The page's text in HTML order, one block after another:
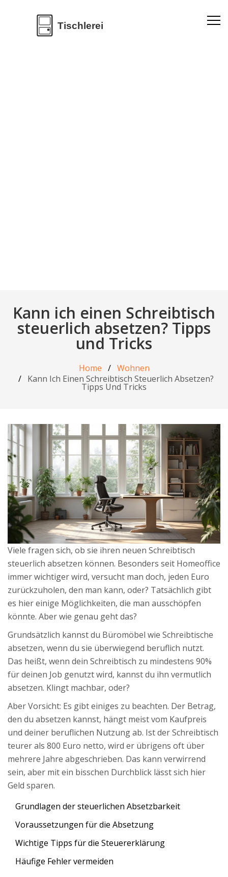
Kann ich einen Schreibtisch
steuerlich absetzen? Tipps
und Tricks
Home
Wohnen
Kann Ich Einen Schreibtisch Steuerlich Absetzen?
Tipps Und Tricks
Viele fragen sich, ob sie ihren neuen Schreibtisch
steuerlich absetzen können. Besonders seit Homeoffice
immer wichtiger wird, versucht man doch, jeden Euro
zurückzuholen, den man kann, oder? Tatsächlich gibt
es hier einige Möglichkeiten, die man ausschöpfen
könnte. Aber wie genau geht das?
Grundsätzlich kannst du Büromöbel wie Schreibtische
absetzen, wenn du sie überwiegend beruflich nutzt.
Das heißt, wenn dein Schreibtisch zu mindestens 90%
für deinen Job genutzt wird, kannst du ihn vermutlich
absetzen. Klingt machbar, oder?
Aber Vorsicht: Es gibt einiges zu beachten. Der Betrag,
den du absetzen kannst, hängt meist vom Kaufpreis
und deiner beruflichen Nutzung ab. Ist der Schreibtisch
teurer als 800 Euro netto, wird er übrigens oft über
mehrere Jahre abgeschrieben. Das kann verwirrend
sein, aber mit ein bisschen Durchblick lässt sich hier
Geld sparen.
Grundlagen der steuerlichen Absetzbarkeit
Voraussetzungen für die Absetzung
Wichtige Tipps für die Steuererklärung
Häufige Fehler vermeiden